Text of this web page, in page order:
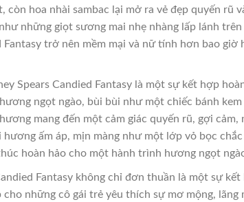
hoa nhài sambac lại mở ra vẻ đẹp quyến rũ
những giọt sương mai nhẹ nhàng lấp lánh
Fantasy trở nên mềm mại và nữ tính hơn bao
Spears Candied Fantasy là một sự kết hợp
ngọt ngào, bùi bùi như một chiếc bánh
mang đến một cảm giác quyến rũ, gợi
ấm áp, mịn màng như một lớp vỏ bọc
hoàn hảo cho một hành trình hương ngọt
Fantasy không chỉ đơn thuần là một sự
những cô gái trẻ yêu thích sự mơ mộng,